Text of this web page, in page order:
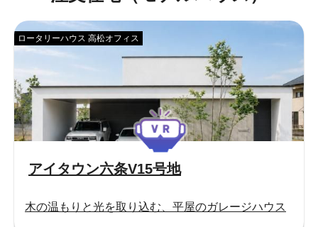
アイタウン六条V15号地
ロータリーハウス 高松オフィス
木の温もりと光を取り込む、平屋のガレージハウス